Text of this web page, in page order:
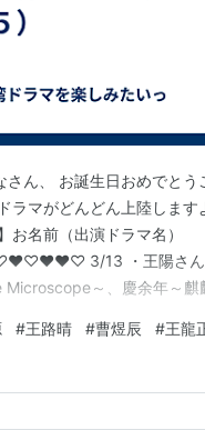
ん、 お誕生日おめでとう
ラマがどんどん上陸します
名前（出演ドラマ名）
13 ・王陽さん （
～、慶余年～麒
皮～千年の恋～ 、美人心
#王路晴 #曹煜辰 #王龍